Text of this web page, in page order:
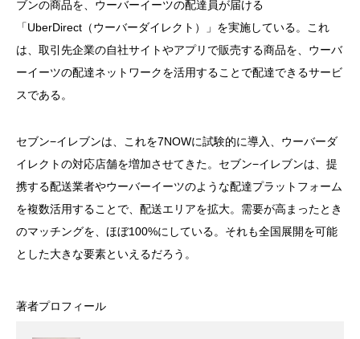
ブンの商品を、ウーバーイーツの配達員が届ける
「UberDirect（ウーバーダイレクト）」を実施している。これ
は、取引先企業の自社サイトやアプリで販売する商品を、ウーバ
ーイーツの配達ネットワークを活用することで配達できるサービ
スである。
セブン−イレブンは、これを7NOWに試験的に導入、ウーバーダ
イレクトの対応店舗を増加させてきた。セブン−イレブンは、提
携する配送業者やウーバーイーツのような配達プラットフォーム
を複数活用することで、配送エリアを拡大。需要が高まったとき
のマッチングを、ほぼ100%にしている。それも全国展開を可能
とした大きな要素といえるだろう。
著者プロフィール